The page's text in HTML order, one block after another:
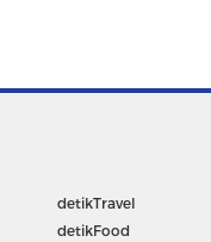
detikTravel
detikFood